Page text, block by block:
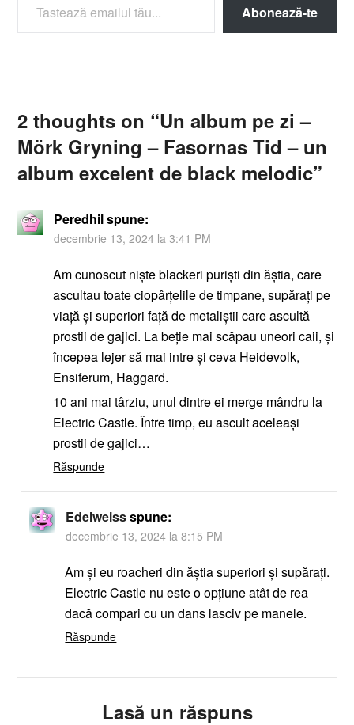
Abonează-te
2 thoughts on “Un album pe zi –
Mörk Gryning – Fasornas Tid – un
album excelent de black melodic”
Peredhilspune:
decembrie 13, 2024 la 3:41 PM
Am cunoscut niște blackeri puriști din ăștia, care
ascultau toate ciopârțelile de timpane, supărați pe
viață și superiori față de metaliștii care ascultă
prostii de gajici. La beție mai scăpau uneori caii, și
începea lejer să mai intre și ceva Heidevolk,
Ensiferum, Haggard.
10 ani mai târziu, unul dintre ei merge mândru la
Electric Castle. Între timp, eu ascult aceleași
prostii de gajici…
Răspunde
Edelweissspune:
decembrie 13, 2024 la 8:15 PM
Am și eu roacheri din ăștia superiori și supărați.
Electric Castle nu este o opțiune atât de rea
dacă compari cu un dans lasciv pe manele.
Răspunde
Lasă un răspuns